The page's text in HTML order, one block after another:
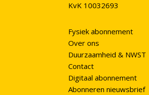
KvK 10032693
Fysiek abonnement
Over ons
Duurzaamheid & NWST
Contact
Digitaal abonnement
Abonneren nieuwsbrief